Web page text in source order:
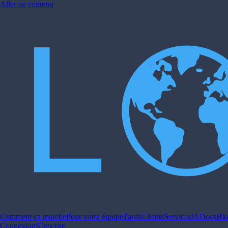
Aller au contenu
Comment ça marchePour votre équipeTarifsClientsServicesIADocs
ConnexionS'inscrire